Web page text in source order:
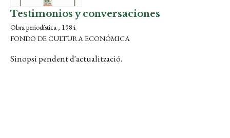
Testimonios y conversaciones
Obra periodística , 1984
FONDO DE CULTURA ECONÓMICA
Sinopsi pendent d'actualització.